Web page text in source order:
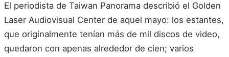
El periodista de Taiwan Panorama describió el Golden
Laser Audiovisual Center de aquel mayo: los estantes,
que originalmente tenían más de mil discos de video,
quedaron con apenas alrededor de cien; varios